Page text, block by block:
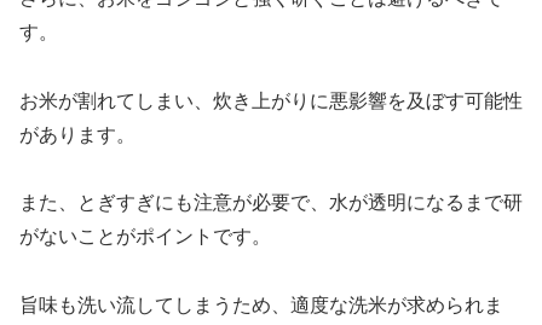
す。
お米が割れてしまい、炊き上がりに悪影響を及ぼす可能性
があります。
また、とぎすぎにも注意が必要で、水が透明になるまで研
がないことがポイントです。
旨味も洗い流してしまうため、適度な洗米が求められま